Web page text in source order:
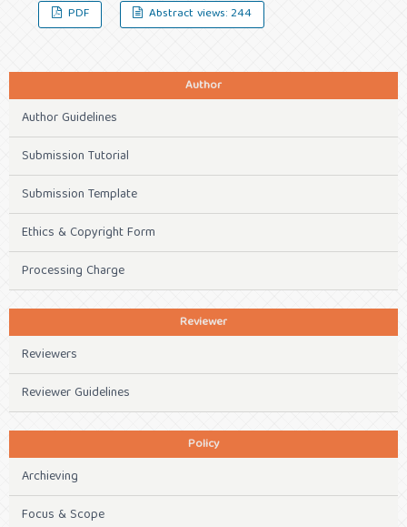
PDF
Abstract views: 244
Author
Author Guidelines
Submission Tutorial
Submission Template
Ethics & Copyright Form
Processing Charge
Reviewer
Reviewers
Reviewer Guidelines
Policy
Archieving
Focus & Scope